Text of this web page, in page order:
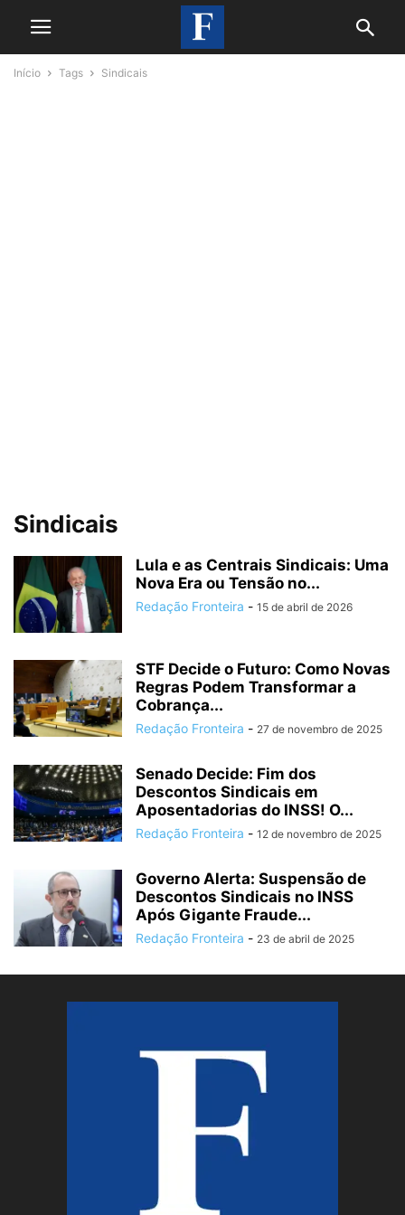
Início Tags Sindicais
Sindicais
Lula e as Centrais Sindicais: Uma
Nova Era ou Tensão no...
Redação Fronteira - 15 de abril de 2026
STF Decide o Futuro: Como Novas
Regras Podem Transformar a
Cobrança...
Redação Fronteira - 27 de novembro de 2025
Senado Decide: Fim dos
Descontos Sindicais em
Aposentadorias do INSS! O...
Redação Fronteira - 12 de novembro de 2025
Governo Alerta: Suspensão de
Descontos Sindicais no INSS
Após Gigante Fraude...
Redação Fronteira - 23 de abril de 2025